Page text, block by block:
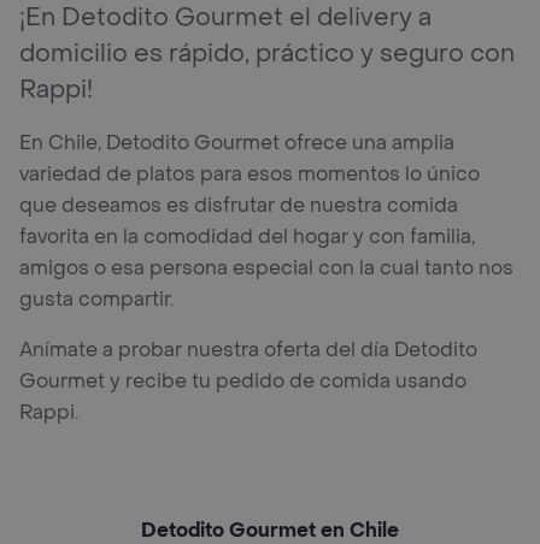
¡En Detodito Gourmet el delivery a
domicilio es rápido, práctico y seguro con
Rappi!
En Chile, Detodito Gourmet ofrece una amplia
variedad de platos para esos momentos lo único
que deseamos es disfrutar de nuestra comida
favorita en la comodidad del hogar y con familia,
amigos o esa persona especial con la cual tanto nos
gusta compartir.
Anímate a probar nuestra oferta del día Detodito
Gourmet y recibe tu pedido de comida usando
Rappi.
Detodito Gourmet en Chile